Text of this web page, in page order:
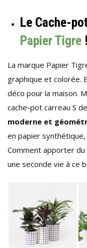
Le Cache-
Papier Tigre !
La marque Papier
graphique et colorée.
déco pour la maison.
cache-pot carreau S
moderne et
en papier synthétique,
Comment apporter
une seconde vie à ce